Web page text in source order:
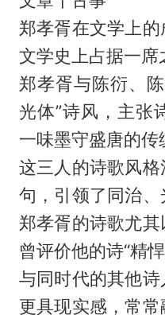
郑孝胥在文学上
文学史上占据一席
郑孝胥与陈衍、
光体”诗风，主张
一味墨守盛唐的传
这三人的诗歌风
句，引领了同治、
郑孝胥的诗歌尤
曾评价他的诗“精
与同时代的其他
更具现实感，常